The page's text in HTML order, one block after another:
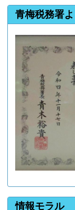
青梅税務署
情報モラル